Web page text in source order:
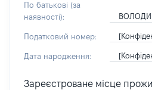
По батькові (за
наявності):
Податковий номер:
Дата народження:
Зареєстроване місце